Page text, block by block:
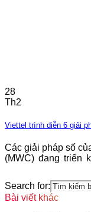
28
Th2
Viettel trình diễn 6 giải
Các giải pháp số
(MWC) đang triển
Mobile World
động lớn nhất thế
Search for:
Bài viết khác